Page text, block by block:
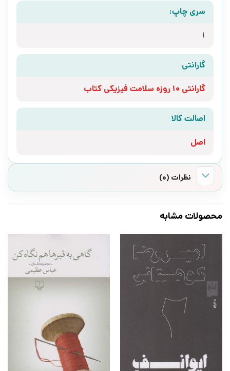
سری چاپ:
1
گارانتی
گارانتی 10 روزه سلامت فیزیکی کتاب
اصالت کالا
اصل
نظرات (0)
محصولات مشابه